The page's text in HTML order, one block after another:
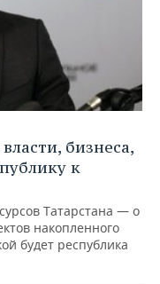
бизнеса,
к
Татарстана — о
накопленного
будет республика